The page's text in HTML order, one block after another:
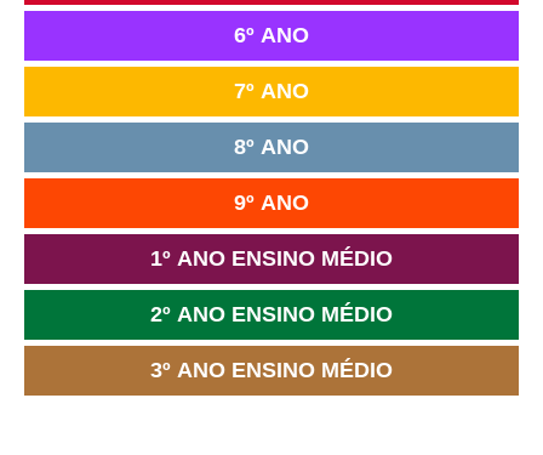
6º ANO
7º ANO
8º ANO
9º ANO
1º ANO ENSINO MÉDIO
2º ANO ENSINO MÉDIO
3º ANO ENSINO MÉDIO